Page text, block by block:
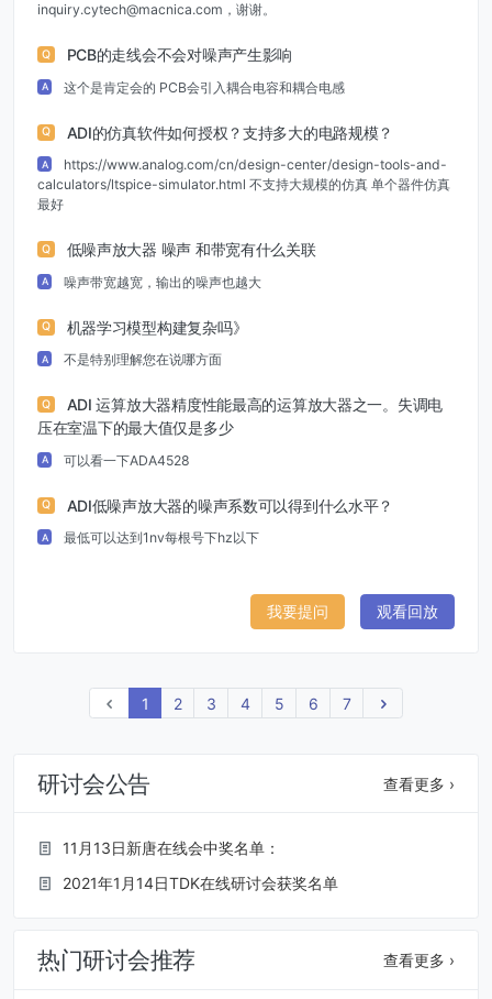
inquiry.cytech@macnica.com，谢谢。
Q PCB的走线会不会对噪声产生影响
A 这个是肯定会的 PCB会引入耦合电容和耦合电感
Q ADI的仿真软件如何授权？支持多大的电路规模？
A
https://www.analog.com/cn/design-center/design-tools-and-
calculators/ltspice-simulator.html 不支持大规模的仿真 单个器件仿真
最好
Q 低噪声放大器 噪声 和带宽有什么关联
A 噪声带宽越宽，输出的噪声也越大
Q 机器学习模型构建复杂吗》
A 不是特别理解您在说哪方面
Q
ADI 运算放大器精度性能最高的运算放大器之一。失调电
压在室温下的最大值仅是多少
A 可以看一下ADA4528
Q ADI低噪声放大器的噪声系数可以得到什么水平？
A 最低可以达到1nv每根号下hz以下
我要提问 观看回放
上一页
1 2 3 4 5 6 7
研讨会公告 查看更多 ›
11月13日新唐在线会中奖名单：
2021年1月14日TDK在线研讨会获奖名单
热门研讨会推荐 查看更多 ›